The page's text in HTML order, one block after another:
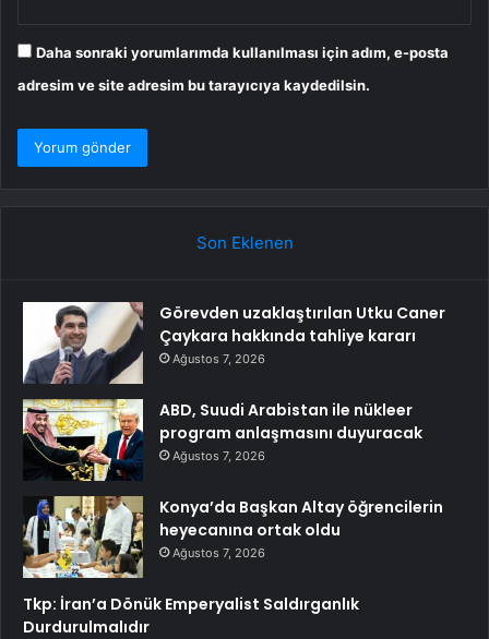
Daha sonraki yorumlarımda kullanılması için adım, e-posta
adresim ve site adresim bu tarayıcıya kaydedilsin.
Son Eklenen
Görevden uzaklaştırılan Utku Caner
Çaykara hakkında tahliye kararı
Ağustos 7, 2026
ABD, Suudi Arabistan ile nükleer
program anlaşmasını duyuracak
Ağustos 7, 2026
Konya’da Başkan Altay öğrencilerin
heyecanına ortak oldu
Ağustos 7, 2026
Tkp: İran’a Dönük Emperyalist Saldırganlık
Durdurulmalıdır